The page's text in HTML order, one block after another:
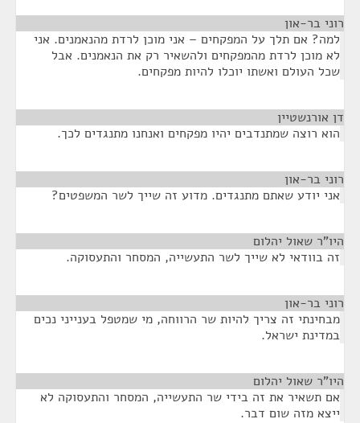
רוני בר-און
למה? אם תלך על המפקחים – אני מוכן לרדת מהנאמנים. אני
לא מוכן לרדת מהמפקחים ולהשאיר רק את הנאמנים. אבל
שכל העולם ואשתו יוכלו להיות מפקחים.
דן אורנשטיין
הוא רוצה שמתנדבים יהיו מפקחים ואנחנו מתנגדים לכך.
רוני בר-און
אני יודע שאתם מתנגדים. מדוע זה שייך לשר המשפטים?
היו"ר שאול יהלום
זה בוודאי לא שייך לשר התעשייה, המסחר והתעסוקה.
רוני בר-און
מבחינתי זה צריך להיות שר הרווחה, מי שמטפל בענייני נכים
במדינת ישראל.
היו"ר שאול יהלום
אם תשאיר את זה בידי שר התעשייה, המסחר והתעסוקה לא
ייצא מזה שום דבר.